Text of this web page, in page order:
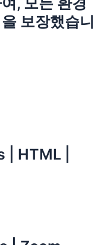
보장했습니
HTML |